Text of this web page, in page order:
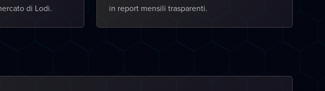
di Lodi.
in report mensili trasparenti.